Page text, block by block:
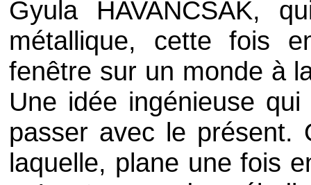
Gyula HAVANCSAK,
métallique, cette fois
fenêtre sur un monde à
Une idée ingénieuse
passer avec le présent.
laquelle, plane une fois